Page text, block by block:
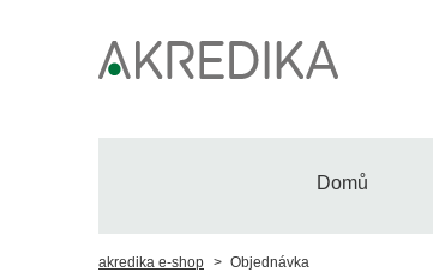
Domů
akredika e-shop Objednávka